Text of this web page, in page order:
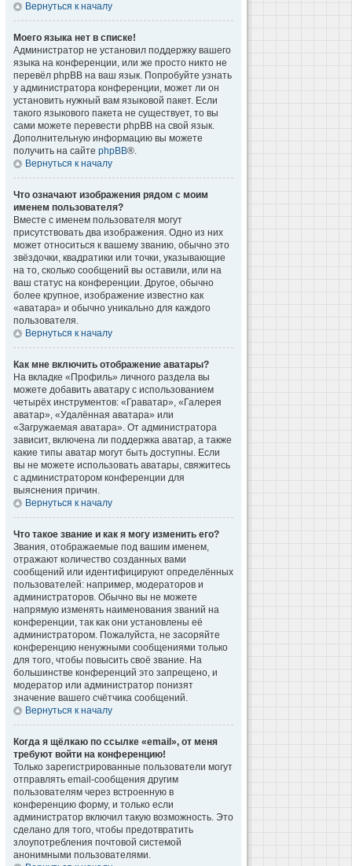
Вернуться к началу
Моего языка нет в списке!
Администратор не установил поддержку вашего
языка на конференции, или же просто никто не
перевёл phpBB на ваш язык. Попробуйте узнать
у администратора конференции, может ли он
установить нужный вам языковой пакет. Если
такого языкового пакета не существует, то вы
сами можете перевести phpBB на свой язык.
Дополнительную информацию вы можете
получить на сайте phpBB®.
Вернуться к началу
Что означают изображения рядом с моим
именем пользователя?
Вместе с именем пользователя могут
присутствовать два изображения. Одно из них
может относиться к вашему званию, обычно это
звёздочки, квадратики или точки, указывающие
на то, сколько сообщений вы оставили, или на
ваш статус на конференции. Другое, обычно
более крупное, изображение известно как
«аватара» и обычно уникально для каждого
пользователя.
Вернуться к началу
Как мне включить отображение аватары?
На вкладке «Профиль» личного раздела вы
можете добавить аватару с использованием
четырёх инструментов: «Граватар», «Галерея
аватар», «Удалённая аватара» или
«Загружаемая аватара». От администратора
зависит, включена ли поддержка аватар, а также
какие типы аватар могут быть доступны. Если
вы не можете использовать аватары, свяжитесь
с администратором конференции для
выяснения причин.
Вернуться к началу
Что такое звание и как я могу изменить его?
Звания, отображаемые под вашим именем,
отражают количество созданных вами
сообщений или идентифицируют определённых
пользователей: например, модераторов и
администраторов. Обычно вы не можете
напрямую изменять наименования званий на
конференции, так как они установлены её
администратором. Пожалуйста, не засоряйте
конференцию ненужными сообщениями только
для того, чтобы повысить своё звание. На
большинстве конференций это запрещено, и
модератор или администратор понизят
значение вашего счётчика сообщений.
Вернуться к началу
Когда я щёлкаю по ссылке «email», от меня
требуют войти на конференцию!
Только зарегистрированные пользователи могут
отправлять email-сообщения другим
пользователям через встроенную в
конференцию форму, и только если
администратор включил такую возможность. Это
сделано для того, чтобы предотвратить
злоупотребления почтовой системой
анонимными пользователями.